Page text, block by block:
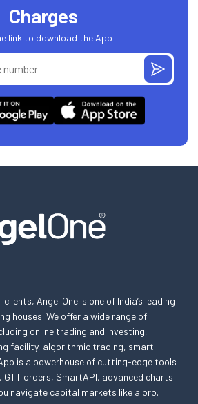
Charges
link to download the App
Angel One is one of India’s leading
houses. We offer a wide range of
online trading and investing,
facility, algorithmic trading, smart
is a powerhouse of cutting-edge tools
GTT orders, SmartAPI, advanced charts
navigate capital markets like a pro.